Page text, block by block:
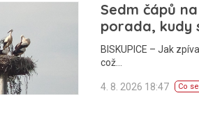
Sedm čápů
porada, kudy
BISKUPICE – Jak
což…
4. 8. 2026 18:47 Co